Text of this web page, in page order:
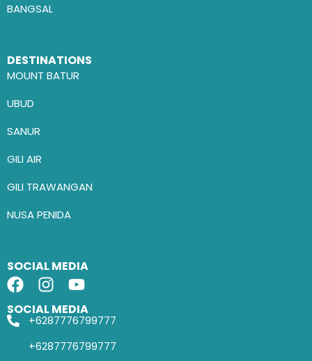
BANGSAL
DESTINATIONS
MOUNT BATUR
UBUD
SANUR
GILI AIR
GILI TRAWANGAN
NUSA PENIDA
SOCIAL MEDIA
SOCIAL MEDIA
+6287776799777
+6287776799777